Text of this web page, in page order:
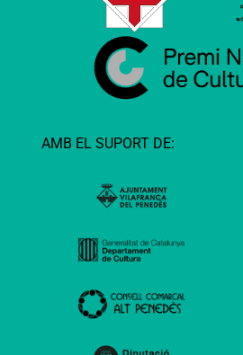
AMB EL SUPORT DE: